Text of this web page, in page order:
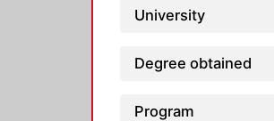
University
Degree obtained
Program